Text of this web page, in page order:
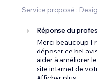
Service proposé :
Réponse du
Merci beaucoup
déposer ce bel
aider à améliorer
site internet de